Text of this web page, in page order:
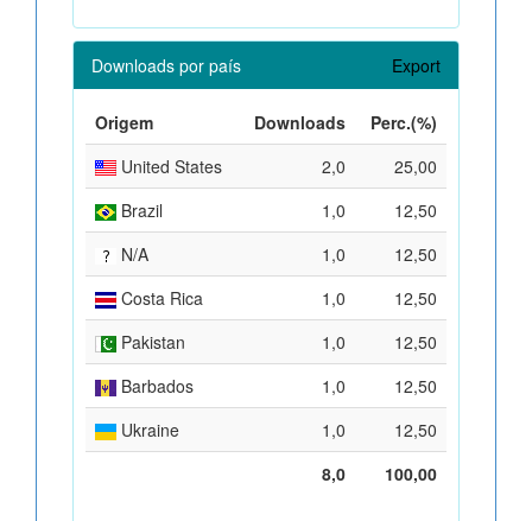
Downloads por país Export
Origem Downloads
Perc.(%)
United States
2,0
25,00
Brazil
1,0
12,50
N/A
1,0
12,50
Costa Rica
1,0
12,50
Pakistan
1,0
12,50
Barbados
1,0
12,50
Ukraine
1,0
12,50
8,0
100,00